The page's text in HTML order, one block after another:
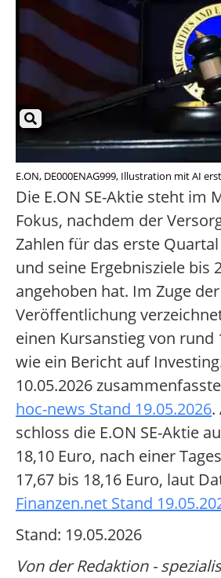
E.ON, DE000ENAG999, Illustration mit AI
Die E.ON SE-Aktie steht im
Fokus, nachdem der
Zahlen für das erste
und seine Ergebnisziele bis
angehoben hat. Im Zuge
Veröffentlichung
einen Kursanstieg von rund
wie ein Bericht auf
10.05.2026
hoc-news Stand 19.05.2026.
schloss die E.ON SE-Aktie
18,10 Euro, nach einer
17,67 bis 18,16 Euro, laut
Finanzen.net Stand
Stand: 19.05.2026
Von der Redaktion -